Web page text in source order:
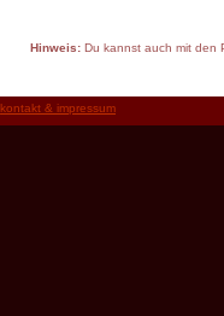
Hinweis:Du kannst auch mit den
kontakt & impressum